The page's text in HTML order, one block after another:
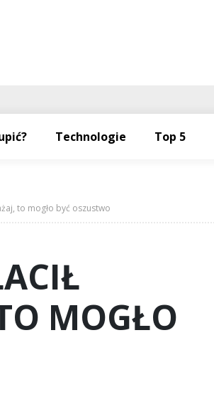
Technologie Top 5
to mogło być oszustwo
MOGŁO